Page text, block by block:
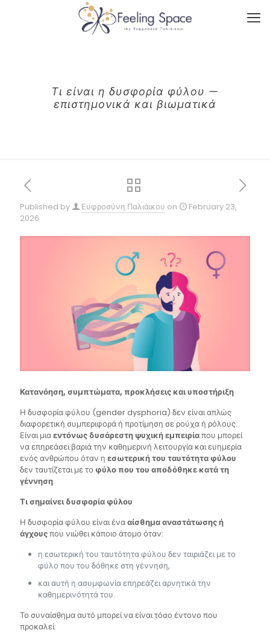
Τι είναι η δυσφορία φύλου —
επιστημονικά και βιωματικά
Published by Ευφροσύνη Παλιάικου on
February 23,
2026
Κατανόηση, συμπτώματα, προκλήσεις και υποστήριξη
Η δυσφορία φύλου (gender dysphoria) δεν είναι απλώς
διαφορετική συμπεριφορά ή προτίμηση σε ρούχα ή ρόλους.
Είναι μιαεντόνως δυσάρεστη ψυχική εμπειρίαπου μπορεί
να επηρεάσει βαριά την καθημερινή λειτουργία και ευημερία
ενός ανθρώπου όταν η εσωτερική του ταυτότητα φύλου
δεν ταυτίζεται με το φύλο που του αποδόθηκε κατά τη
γέννηση.
Τι σημαίνει δυσφορία φύλου
Η δυσφορία φύλου είναι ένααίσθημα αναστάτωσης ή
άγχουςπου νιώθει κάποιο άτομο όταν:
η εσωτερική του ταυτότητα φύλου δεν ταιριάζει με το
φύλο που του δόθηκε στη γέννηση,
και αυτή η ασυμφωνία επηρεάζει αρνητικά την
καθημερινότητά του.
Το συναίσθημα αυτό μπορεί να είναι τόσο έντονο που
προκαλεί: